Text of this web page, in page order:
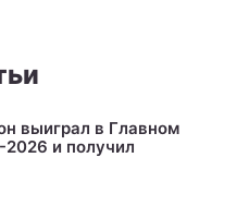
выиграл в Главном
и получил